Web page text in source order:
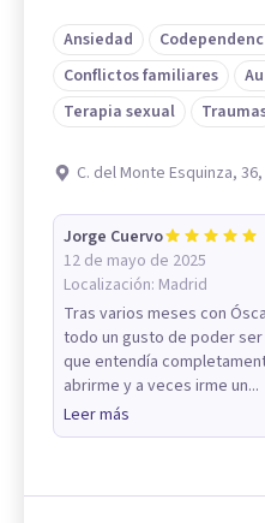
Ansiedad
Conflictos familiares
Terapia sexual
C. del Monte Esquinza,
Jorge Cuervo
12 de mayo de 2025
Localización: Madrid
Tras varios meses con
todo un gusto de poder
que entendía
abrirme y a veces irme un...
Leer más